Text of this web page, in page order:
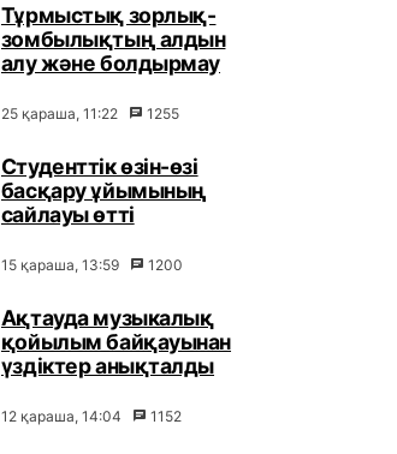
Тұрмыстық зорлық-
зомбылықтың алдын
алу және болдырмау
25 қараша, 11:22 1255
Студенттік өзін-өзі
басқару ұйымының
сайлауы өтті
15 қараша, 13:59 1200
Ақтауда музыкалық
қойылым байқауынан
үздіктер анықталды
12 қараша, 14:04 1152